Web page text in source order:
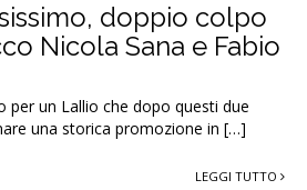
doppio colpo
Nicola Sana e Fabio
per un Lallio che dopo questi due
una storica promozione in […]
LEGGI TUTTO